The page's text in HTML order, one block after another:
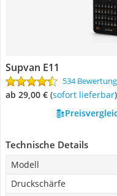
Supvan E11
534
ab 29,00 € ( Sofort lieferbar)
Technische Details
Modell
Druckschärfe